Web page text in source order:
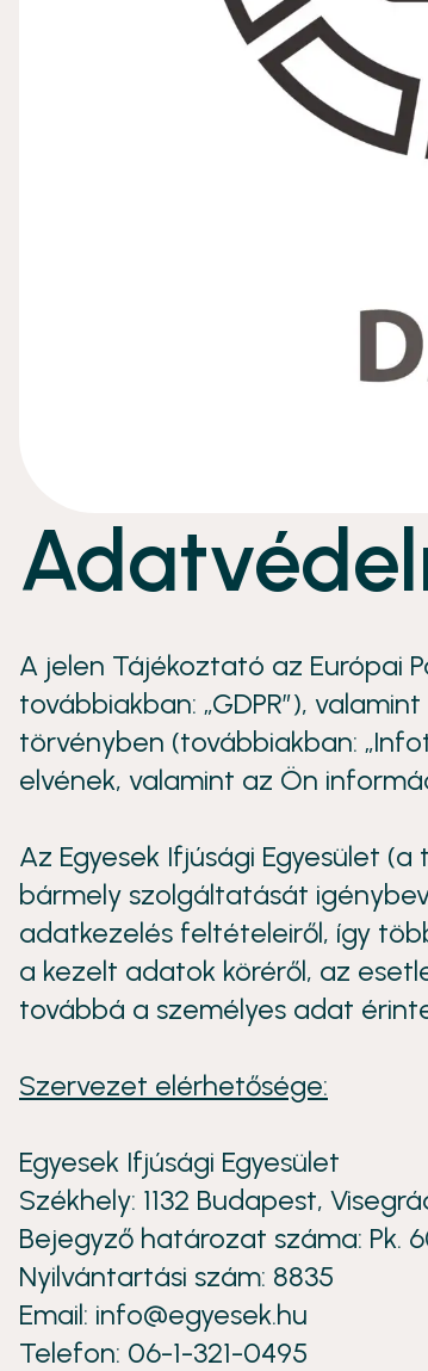
A jelen Tájékoztató az Európai
továbbiakban: „GDPR”),
törvényben (továbbiakban:
elvének, valamint az Ön
Az Egyesek Ifjúsági Egyesület
bármely szolgáltatását
adatkezelés feltételeiről, így
a kezelt adatok köréről, az
továbbá a személyes adat
Szervezet elérhetősége:
Egyesek Ifjúsági Egyesület
Székhely: 1132 Budapest,
Bejegyző határozat száma: Pk.
Nyilvántartási szám: 8835
Email: info@egyesek.hu
Telefon: 06-1-321-0495